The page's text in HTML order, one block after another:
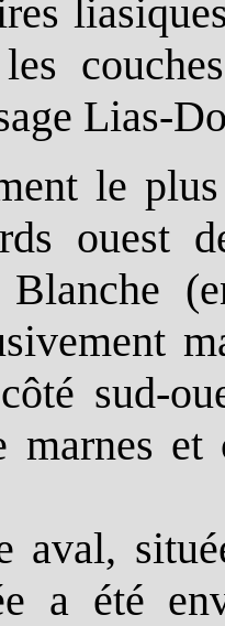
Lias-
le
ouest
sud-
marnes
aval,
a été